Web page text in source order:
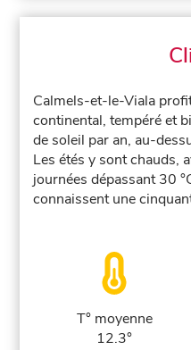
Calmels-et-le-Viala
continental, tempéré et
de soleil par an, au-
Les étés y sont chauds,
journées dépassant 30
connaissent une
T° moyenne
12.3°